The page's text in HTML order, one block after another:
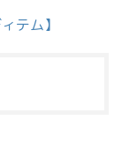
テム】